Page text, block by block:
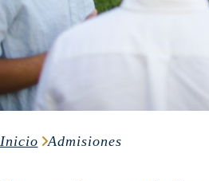
Inicio Admisiones